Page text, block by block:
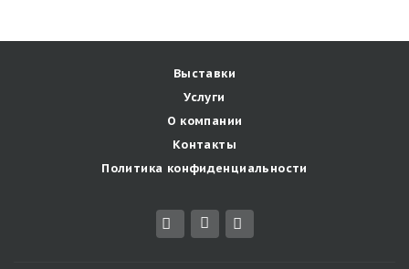
Выставки
Услуги
О компании
Контакты
Политика конфиденциальности